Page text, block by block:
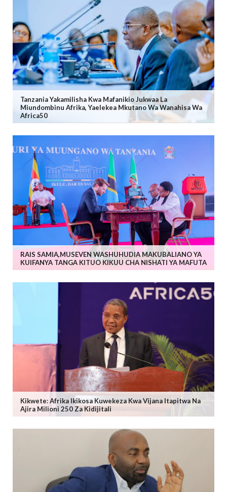
Tanzania Yakamilisha Kwa Mafanikio Jukwaa La
Miundombinu Afrika, Yaelekea Mkutano Wa Wanahisa Wa
Africa50
RAIS SAMIA,MUSEVEN WASHUHUDIA MAKUBALIANO YA
KUIFANYA TANGA KITUO KIKUU CHA NISHATI YA MAFUTA
Kikwete: Afrika Ikikosa Kuwekeza Kwa Vijana Itapitwa Na
Ajira Milioni 250 Za Kidijitali